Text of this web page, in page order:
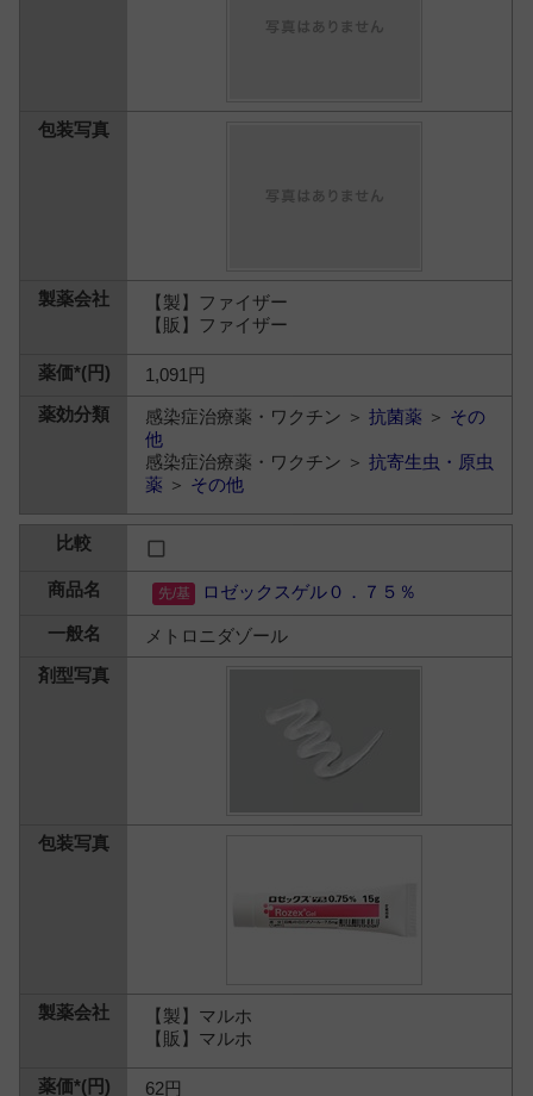
【製】ファイザー
【販】ファイザー
1,091円
感染症治療薬・ワクチン ＞抗菌薬 ＞ その
他
感染症治療薬・ワクチン ＞抗寄生虫・原虫
薬 ＞ その他
ロゼックスゲル０．７５％
メトロニダゾール
【製】マルホ
【販】マルホ
62円